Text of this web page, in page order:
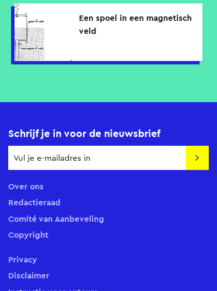
Een spoel in een magnetisch
veld
Schrijf je in voor de nieuwsbrief
Over ons
Redactieraad
Comité van Aanbeveling
Copyright
Privacy
Disclaimer